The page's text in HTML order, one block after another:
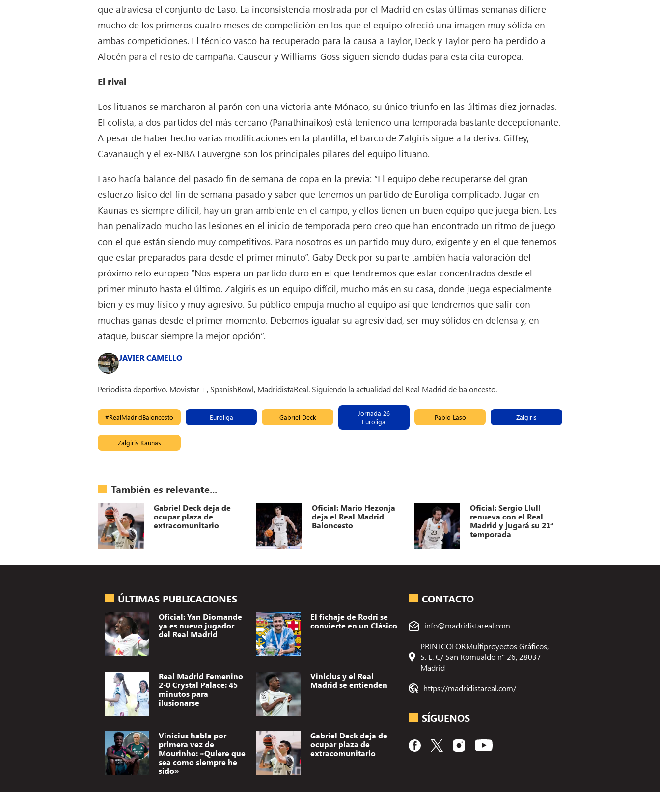
que atraviesa el conjunto de Laso. La inconsistencia mostrada por el Madrid en estas últimas semanas difiere
mucho de los primeros cuatro meses de competición en los que el equipo ofreció una imagen muy sólida en
ambas competiciones. El técnico vasco ha recuperado para la causa a Taylor, Deck y Taylor pero ha perdido a
Alocén para el resto de campaña. Causeur y Williams-Goss siguen siendo dudas para esta cita europea.
El rival
Los lituanos se marcharon al parón con una victoria ante Mónaco, su único triunfo en las últimas diez jornadas.
El colista, a dos partidos del más cercano (Panathinaikos) está teniendo una temporada bastante decepcionante.
A pesar de haber hecho varias modificaciones en la plantilla, el barco de Zalgiris sigue a la deriva. Giffey,
Cavanaugh y el ex-NBA Lauvergne son los principales pilares del equipo lituano.
Laso hacía balance del pasado fin de semana de copa en la previa: “El equipo debe recuperarse del gran
esfuerzo físico del fin de semana pasado y saber que tenemos un partido de Euroliga complicado. Jugar en
Kaunas es siempre difícil, hay un gran ambiente en el campo, y ellos tienen un buen equipo que juega bien. Les
han penalizado mucho las lesiones en el inicio de temporada pero creo que han encontrado un ritmo de juego
con el que están siendo muy competitivos. Para nosotros es un partido muy duro, exigente y en el que tenemos
que estar preparados para desde el primer minuto”. Gaby Deck por su parte también hacía valoración del
próximo reto europeo “Nos espera un partido duro en el que tendremos que estar concentrados desde el
primer minuto hasta el último. Zalgiris es un equipo difícil, mucho más en su casa, donde juega especialmente
bien y es muy físico y muy agresivo. Su público empuja mucho al equipo así que tendremos que salir con
muchas ganas desde el primer momento. Debemos igualar su agresividad, ser muy sólidos en defensa y, en
ataque, buscar siempre la mejor opción”.
JAVIER CAMELLO
Periodista deportivo. Movistar +, SpanishBowl, MadridistaReal. Siguiendo la actualidad del Real Madrid de baloncesto.
#RealMadridBaloncesto Euroliga Gabriel Deck
Jornada 26
Euroliga
Pablo Laso Zalgiris
Zalgiris Kaunas
También es relevante...
Gabriel Deck deja de
ocupar plaza de
extracomunitario
Oficial: Mario Hezonja
deja el Real Madrid
Baloncesto
Oficial: Sergio Llull
renueva con el Real
Madrid y jugará su 21ª
temporada
ÚLTIMAS PUBLICACIONES
Oficial: Yan Diomande
ya es nuevo jugador
del Real Madrid
El fichaje de Rodri se
convierte en un Clásico
Real Madrid Femenino
2-0 Crystal Palace: 45
minutos para
ilusionarse
Vinicius y el Real
Madrid se entienden
Vinicius habla por
primera vez de
Mourinho: «Quiere que
sea como siempre he
sido»
Gabriel Deck deja de
ocupar plaza de
extracomunitario
CONTACTO
info@madridistareal.com
PRINTCOLORMultiproyectos Gráficos,
S. L. C/ San Romualdo n° 26, 28037
Madrid
https://madridistareal.com/
SÍGUENOS